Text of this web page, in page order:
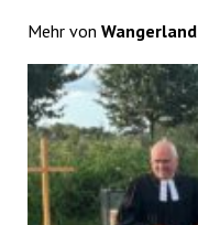
Mehr von Wangerland